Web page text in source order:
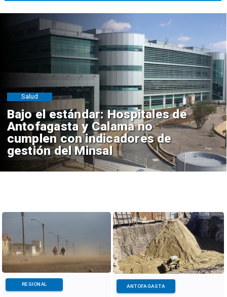
Bajo el estándar: Hospitales de
Antofagasta y Calama no
cumplen con indicadores de
gestión del Minsal
Salud
REGIONAL ANTOFAGASTA